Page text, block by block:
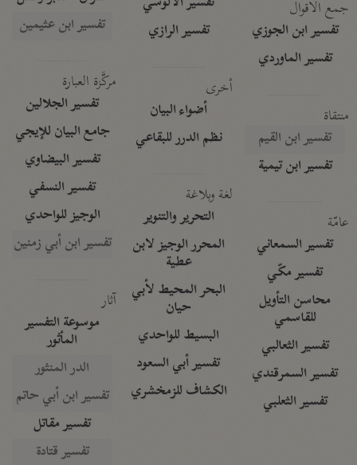
جمع الأقوال
تفسير ابن الجوزي
تفسير الماوردي
منتقاة
تفسير ابن القيم
تفسير ابن تيمية
عامّة
تفسير السمعاني
تفسير مكّي
محاسن التأويل
للقاسمي
تفسير الثعالبي
تفسير السمرقندي
تفسير الثعلبي
تفسير الرازي
أخرى
أضواء البيان
نظم الدرر للبقاعي
لغة وبلاغة
التحرير والتنوير
المحرر الوجيز لابن
عطية
البحر المحيط لأبي
حيان
البسيط للواحدي
تفسير أبي السعود
الكشاف للزمخشري
تفسير ابن عثيمين
مركَّزة العبارة
تفسير الجلالين
جامع البيان للإيجي
تفسير البيضاوي
تفسير النسفي
الوجيز للواحدي
تفسير ابن أبي زمنين
آثار
موسوعة التفسير
المأثور
الدر المنثور
تفسير ابن أبي حاتم
تفسير مقاتل
تفسير قتادة